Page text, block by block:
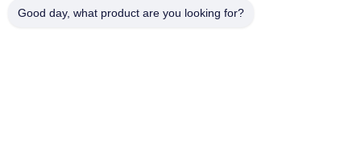
Good day, what product are you looking for?